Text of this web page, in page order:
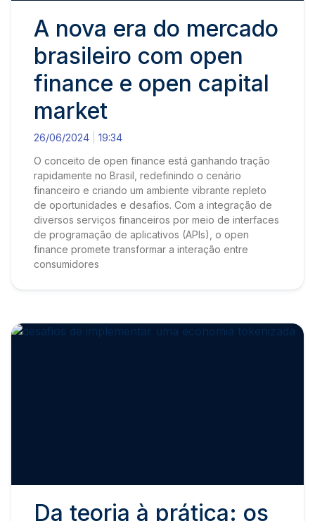
A nova era do mercado
brasileiro com open
finance e open capital
market
26/06/2024
19:34
O conceito de open finance está ganhando tração
rapidamente no Brasil, redefinindo o cenário
financeiro e criando um ambiente vibrante repleto
de oportunidades e desafios. Com a integração de
diversos serviços financeiros por meio de interfaces
de programação de aplicativos (APIs), o open
finance promete transformar a interação entre
consumidores
Da teoria à prática: os